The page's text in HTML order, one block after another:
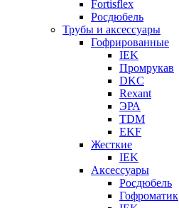
Fortisflex
Росдюбель
Трубы и аксессуары
Гофрированные
IEK
Промрукав
DKC
Rexant
ЭРА
TDM
EKF
Жесткие
IEK
Аксессуары
Росдюбель
Гофроматик